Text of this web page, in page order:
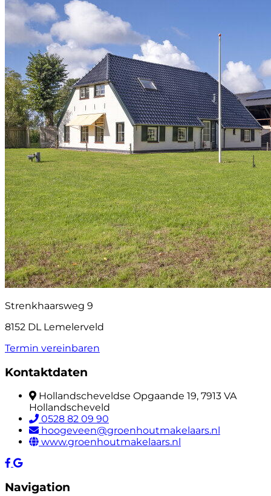
Strenkhaarsweg 9
8152 DL Lemelerveld
Termin vereinbaren
Kontaktdaten
Hollandscheveldse Opgaande 19, 7913 VA
Hollandscheveld
0528 82 09 90
hoogeveen@groenhoutmakelaars.nl
www.groenhoutmakelaars.nl
Navigation